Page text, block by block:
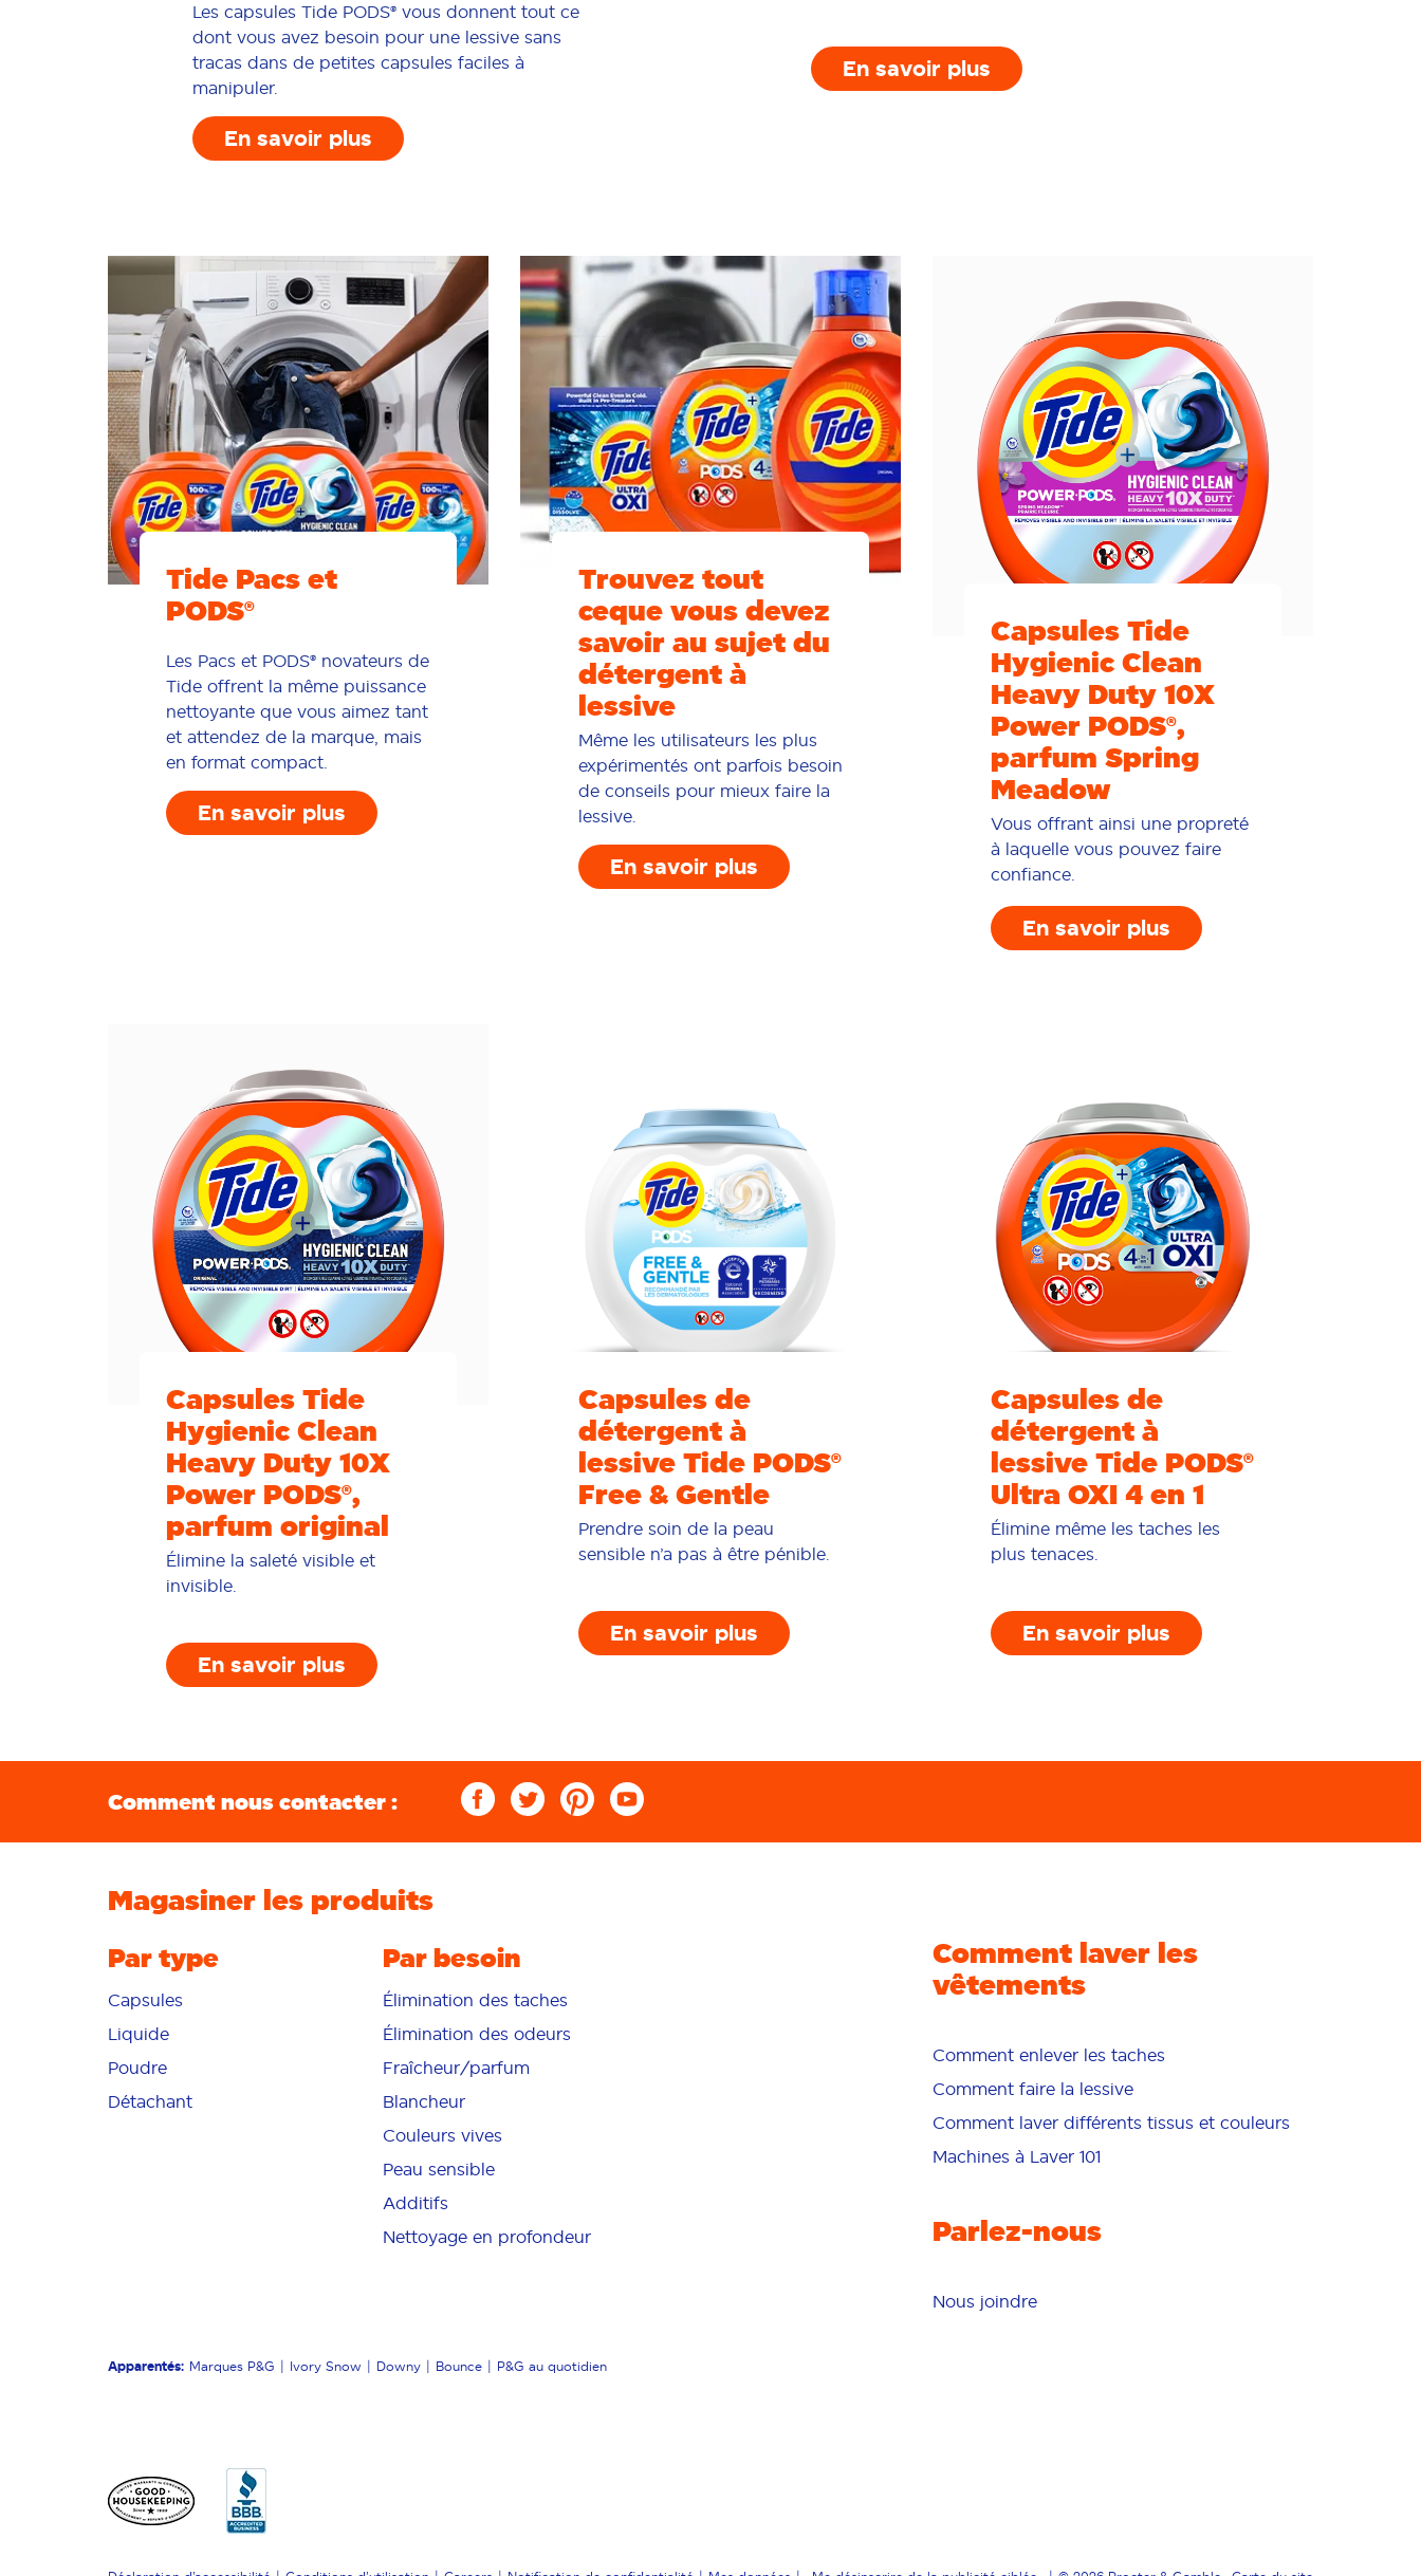
Les capsules Tide PODS® vous donnent tout ce
dont vous avez besoin pour une lessive sans
tracas dans de petites capsules faciles à
manipuler.
En savoir plus
En savoir plus
Tide Pacs et
PODS®
Les Pacs et PODS® novateurs de
Tide offrent la même puissance
nettoyante que vous aimez tant
et attendez de la marque, mais
en format compact.
En savoir plus
Trouvez tout
ceque vous devez
savoir au sujet du
détergent à
lessive
Même les utilisateurs les plus
expérimentés ont parfois besoin
de conseils pour mieux faire la
lessive.
En savoir plus
Capsules Tide
Hygienic Clean
Heavy Duty 10X
Power PODS®,
parfum Spring
Meadow
Vous offrant ainsi une propreté
à laquelle vous pouvez faire
confiance.
En savoir plus
Capsules Tide
Hygienic Clean
Heavy Duty 10X
Power PODS®,
parfum original
Élimine la saleté visible et
invisible.
En savoir plus
Capsules de
détergent à
lessive Tide PODS®
Free & Gentle
Prendre soin de la peau
sensible n’a pas à être pénible.
En savoir plus
Capsules de
détergent à
lessive Tide PODS®
Ultra OXI 4 en 1
Élimine même les taches les
plus tenaces.
En savoir plus
Comment nous contacter :
Magasiner les produits
Par type
Capsules
Liquide
Poudre
Détachant
Par besoin
Élimination des taches
Élimination des odeurs
Fraîcheur/parfum
Blancheur
Couleurs vives
Peau sensible
Additifs
Nettoyage en profondeur
Comment laver les
vêtements
Comment enlever les taches
Comment faire la lessive
Comment laver différents tissus et couleurs
Machines à Laver 101
Parlez-nous
Nous joindre
Apparentés: Marques P&G Ivory Snow Downy Bounce P&G au quotidien